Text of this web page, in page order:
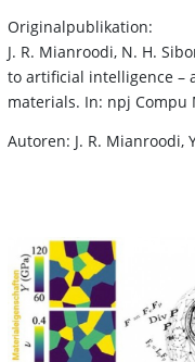
Originalpublikation:
J. R. Mianroodi, N. H.
to artificial intelligence –
materials. In: npj Compu
Autoren: J. R. Mianroodi,